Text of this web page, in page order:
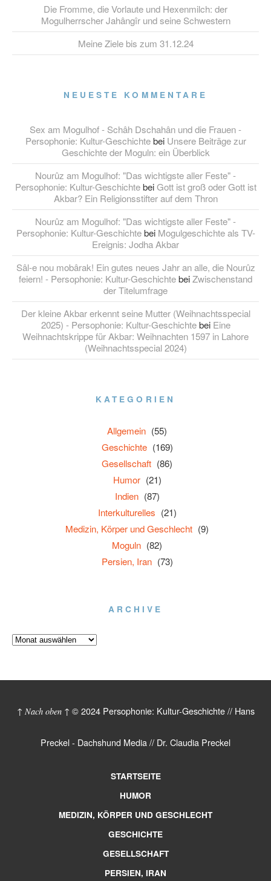
Die Fromme, die Vorlaute und Hexenmilch: der
Mogulherrscher Jahângîr und seine Schwestern
Meine Ziele bis zum 31.12.24
NEUESTE KOMMENTARE
Sex am Mogulhof - Schâh Dschahân und die Frauen -
Persophonie: Kultur-Geschichtebei Unsere Beiträge zur
Geschichte der Moguln: ein Überblick
Nourûz am Mogulhof: "Das wichtigste aller Feste" -
Persophonie: Kultur-GeschichtebeiGott ist groß oder Gott ist
Akbar? Ein Religionsstifter auf dem Thron
Nourûz am Mogulhof: "Das wichtigste aller Feste" -
Persophonie: Kultur-Geschichtebei Mogulgeschichte als TV-
Ereignis: Jodha Akbar
Sâl-e nou mobârak! Ein gutes neues Jahr an alle, die Nourûz
feiern! - Persophonie: Kultur-GeschichtebeiZwischenstand
der Titelumfrage
Der kleine Akbar erkennt seine Mutter (Weihnachtsspecial
2025) - Persophonie: Kultur-Geschichtebei Eine
Weihnachtskrippe für Akbar: Weihnachten 1597 in Lahore
(Weihnachtsspecial 2024)
KATEGORIEN
Allgemein (55)
Geschichte (169)
Gesellschaft (86)
Humor (21)
Indien (87)
Interkulturelles (21)
Medizin, Körper und Geschlecht (9)
Moguln (82)
Persien, Iran (73)
ARCHIVE
↑ Nach oben ↑ © 2024 Persophonie: Kultur-Geschichte // Hans
Preckel - Dachshund Media // Dr. Claudia Preckel
STARTSEITE
HUMOR
MEDIZIN, KÖRPER UND GESCHLECHT
GESCHICHTE
GESELLSCHAFT
PERSIEN, IRAN